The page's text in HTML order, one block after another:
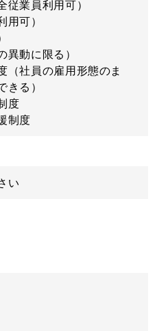
従業員利用可）
用可）
異動に限る）
（社員の雇用形態のま
きる）
度
制度
い